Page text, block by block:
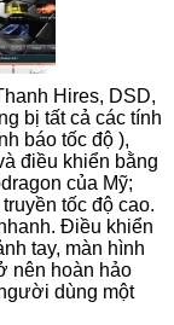
Hires, DSD,
bị tất cả các tính
báo tốc độ ),
điều khiển bằng
của Mỹ;
tốc độ cao.
Điều khiển
tay, màn hình
nên hoàn hảo
dùng một